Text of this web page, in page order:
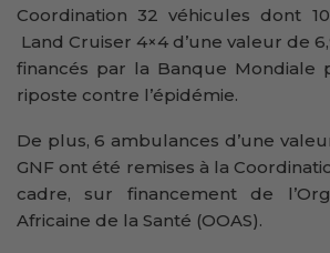
Coordination 32 véhicules dont
Land Cruiser 4×4 d’une valeur de
financés par la Banque
riposte contre l’épidémie.
De plus, 6 ambulances d’une
GNF ont été remises à la
cadre, sur financement de
Africaine de la Santé (OOAS).